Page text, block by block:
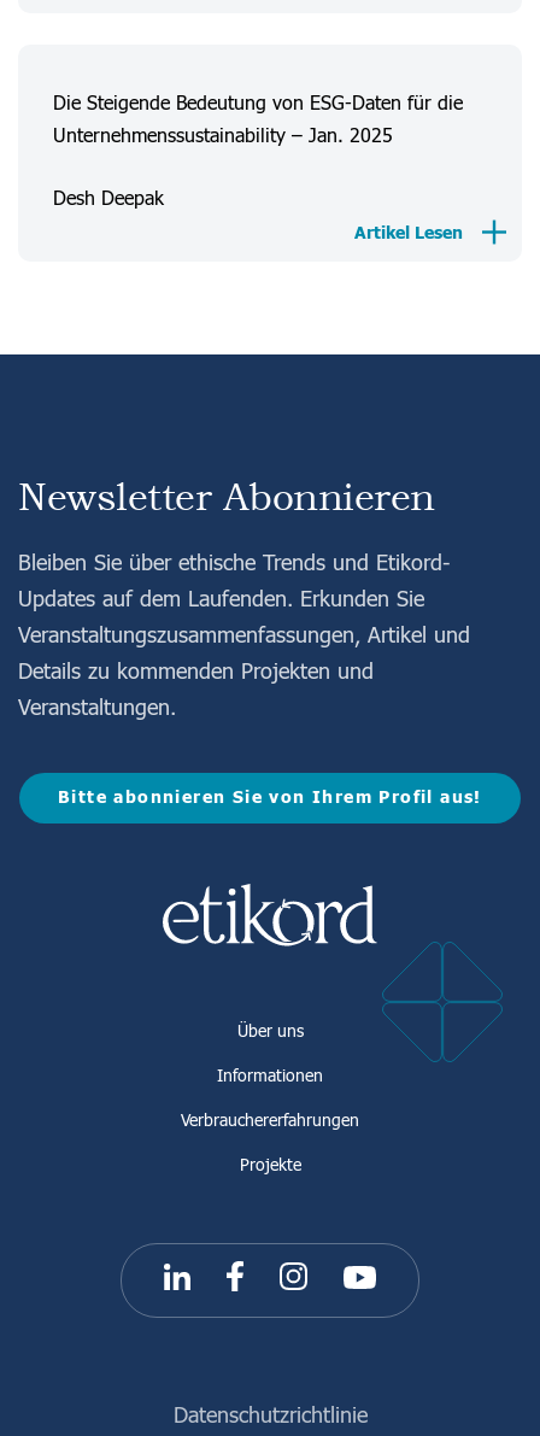
Verbrauchererfahrungen
Informationen
Projekte
Die Steigende Bedeutung von ESG-Daten für die
Unternehmenssustainability – Jan. 2025
Desh Deepak
Artikel Lesen
Newsletter Abonnieren
Bleiben Sie über ethische Trends und Etikord-
Updates auf dem Laufenden. Erkunden Sie
Veranstaltungszusammenfassungen, Artikel und
Details zu kommenden Projekten und
Veranstaltungen.
Bitte abonnieren Sie von Ihrem Profil aus!
Über uns
Informationen
Verbrauchererfahrungen
Projekte
Datenschutzrichtlinie